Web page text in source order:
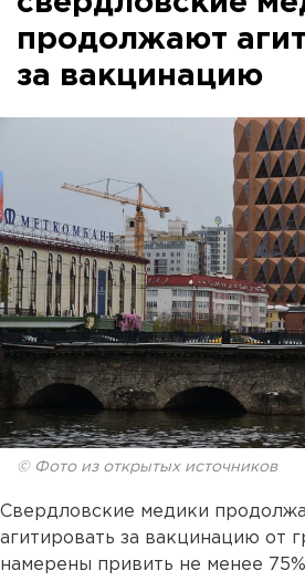
продолжают
за вакцинацию
© Фото из открытых источников
Свердловские медики
агитировать за вакцинацию от
намерены привить не менее